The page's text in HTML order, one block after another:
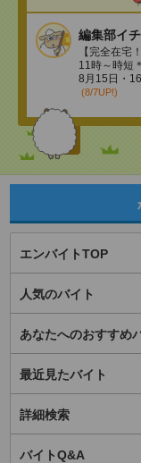
編集部イ
【完全在宅
11時～時短
8月15日・
(8/7UP!)
エンバイトTOP
人気のバイト
あなたへのおすすめ
最近見たバイト
詳細検索
バイトQ&A